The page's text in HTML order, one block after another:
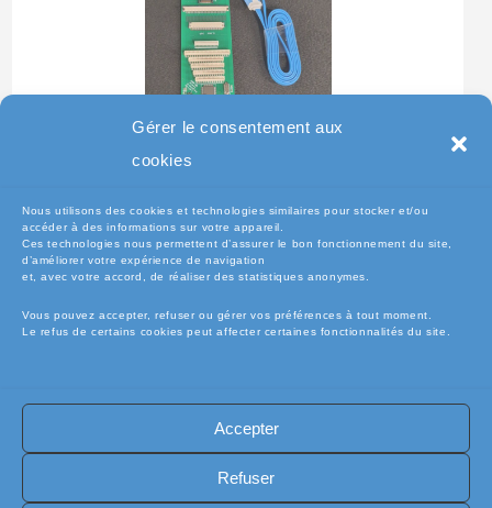
Gérer le consentement aux
cookies
Nous utilisons des cookies et technologies similaires pour stocker et/ou
accéder à des informations sur votre appareil.
Ces technologies nous permettent d’assurer le bon fonctionnement du site,
d’améliorer votre expérience de navigation
et, avec votre accord, de réaliser des statistiques anonymes.
Vous pouvez accepter, refuser ou gérer vos préférences à tout moment.
Le refus de certains cookies peut affecter certaines fonctionnalités du site.
Accepter
Refuser
Testeur Pour Clavier De
🧾Conditions Générales de Vente (CGV)
🔐 Politique de confidentialité
🔐 Exercer mes droits RGPD